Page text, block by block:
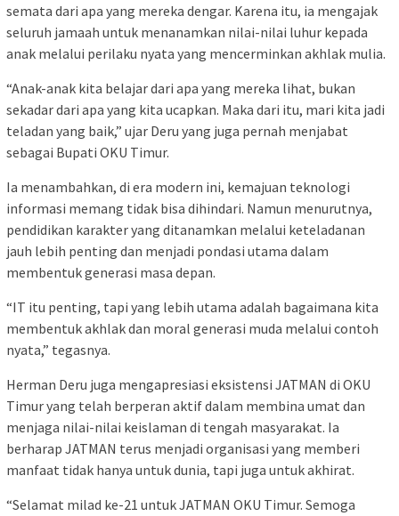
semata dari apa yang mereka dengar. Karena itu, ia mengajak
seluruh jamaah untuk menanamkan nilai-nilai luhur kepada
anak melalui perilaku nyata yang mencerminkan akhlak mulia.
“Anak-anak kita belajar dari apa yang mereka lihat, bukan
sekadar dari apa yang kita ucapkan. Maka dari itu, mari kita jadi
teladan yang baik,” ujar Deru yang juga pernah menjabat
sebagai Bupati OKU Timur.
Ia menambahkan, di era modern ini, kemajuan teknologi
informasi memang tidak bisa dihindari. Namun menurutnya,
pendidikan karakter yang ditanamkan melalui keteladanan
jauh lebih penting dan menjadi pondasi utama dalam
membentuk generasi masa depan.
“IT itu penting, tapi yang lebih utama adalah bagaimana kita
membentuk akhlak dan moral generasi muda melalui contoh
nyata,” tegasnya.
Herman Deru juga mengapresiasi eksistensi JATMAN di OKU
Timur yang telah berperan aktif dalam membina umat dan
menjaga nilai-nilai keislaman di tengah masyarakat. Ia
berharap JATMAN terus menjadi organisasi yang memberi
manfaat tidak hanya untuk dunia, tapi juga untuk akhirat.
“Selamat milad ke-21 untuk JATMAN OKU Timur. Semoga